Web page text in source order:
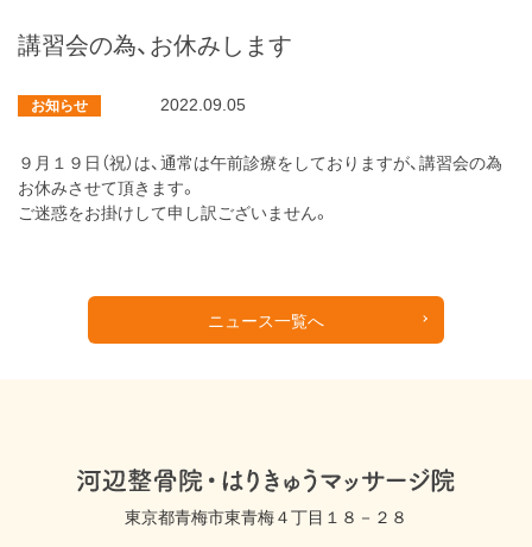
講習会の為、お休みします
お知らせ 2022.09.05
９月１９日（祝）は、通常は午前診療をしておりますが、講習会の為
お休みさせて頂きます。
ご迷惑をお掛けして申し訳ございません。
ニュース一覧へ
東京都青梅市東青梅４丁目１８－２８